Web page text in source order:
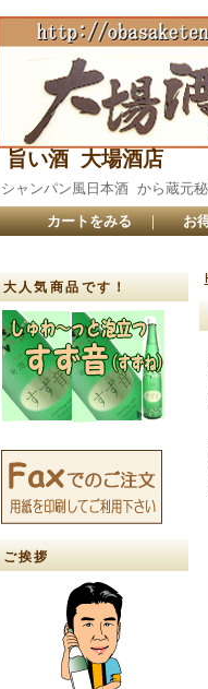
旨い酒 大場酒店
シャンパン風日本酒 から蔵
カートをみる ｜ お
大人気商品です！
ご挨拶